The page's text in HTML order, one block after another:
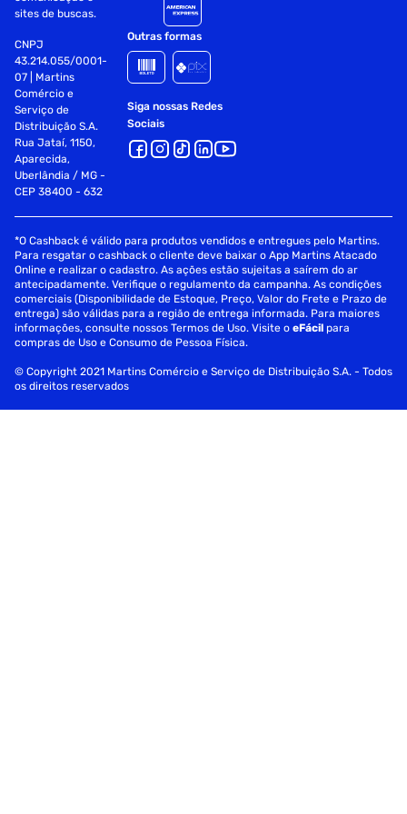
sites de buscas.
CNPJ
43.214.055/0001-
07 | Martins
Comércio e
Serviço de
Distribuição S.A.
Rua Jataí, 1150,
Aparecida,
Uberlândia / MG -
CEP 38400 - 632
Outras formas
Siga nossas Redes
Sociais
*O Cashback é válido para produtos vendidos e entregues pelo Martins.
Para resgatar o cashback o cliente deve baixar o App Martins Atacado
Online e realizar o cadastro. As ações estão sujeitas a saírem do ar
antecipadamente. Verifique o regulamento da campanha. As condições
comerciais (Disponibilidade de Estoque, Preço, Valor do Frete e Prazo de
entrega) são válidas para a região de entrega informada. Para maiores
informações, consulte nossos Termos de Uso. Visite oeFácil para
compras de Uso e Consumo de Pessoa Física.
© Copyright 2021 Martins Comércio e Serviço de Distribuição S.A. - Todos
os direitos reservados